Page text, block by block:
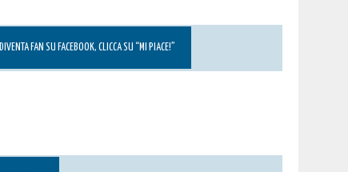
DIVENTA FAN SU FACEBOOK, CLICCA SU “MI PIACE!”